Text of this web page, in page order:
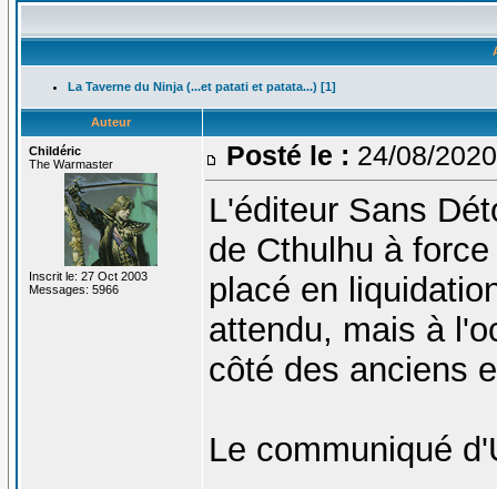
La Taverne du Ninja (...et patati et patata...) [1]
Auteur
Childéric
The Warmaster
Inscrit le: 27 Oct 2003
Messages: 5966
Posté le : 24/08/
L'éditeur Sans
de Cthulhu à
placé en
attendu, mais à
côté des anciens
Le communiqué